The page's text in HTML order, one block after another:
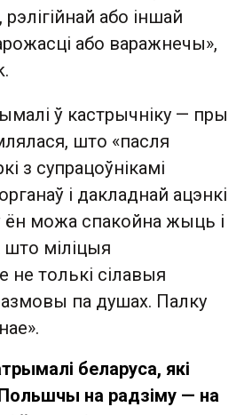
або іншай
або варажнечы»,
ў кастрычніку — пры
што «пасля
з супрацоўнікамі
і дакладнай ацэнкі
ён можа спакойна жыць і
што міліцыя
не толькі сілавыя
па душах. Палку
беларуса, які
на радзіму — на